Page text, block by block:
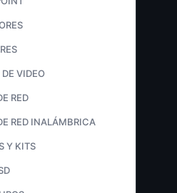
DE VIDEO
RED
RED INALÁMBRICA
Y KITS